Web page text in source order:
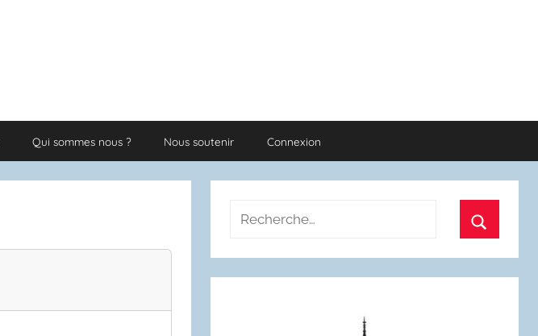
Qui sommes nous ? Nous soutenir Connexion
Recherche
: